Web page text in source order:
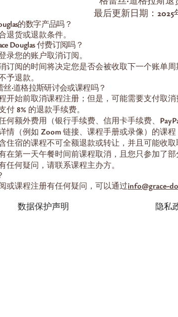
最后更新日期：2025
的数字产品吗？
退货或退款条件。
Douglas 付费订阅吗？
录您的账户取消订阅。
订阅的时间将决定您是否会被收取下一个账单周
予退款。
·道格拉斯研讨会或课程吗？
开始前取消课程注册；但是，可能需要支付取消
8% 的退款手续费。
何额外费用（银行手续费、信用卡手续费、
情（例如 Zoom 链接、课程手册或录像）的课
住宿的课程不可全额退款或转让，并且可能收取
在第一天午餐时间前课程取消，且您只参加了部
任何疑问，请联系课程主办方。
或课程注册有任何疑问，可以通过info@grace-
数据保护声明 隐私